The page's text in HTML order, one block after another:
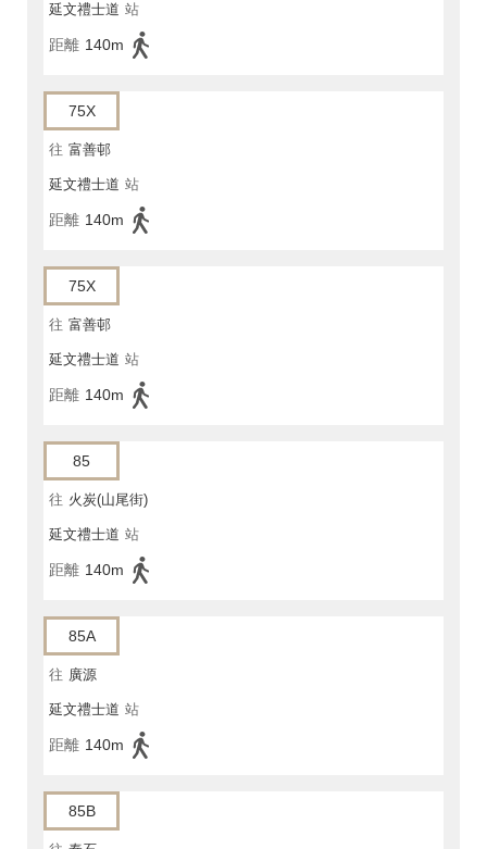
延文禮士道 站
距離 140m
75X
往 富善邨
延文禮士道 站
距離 140m
75X
往 富善邨
延文禮士道 站
距離 140m
85
往 火炭(山尾街)
延文禮士道 站
距離 140m
85A
往 廣源
延文禮士道 站
距離 140m
85B